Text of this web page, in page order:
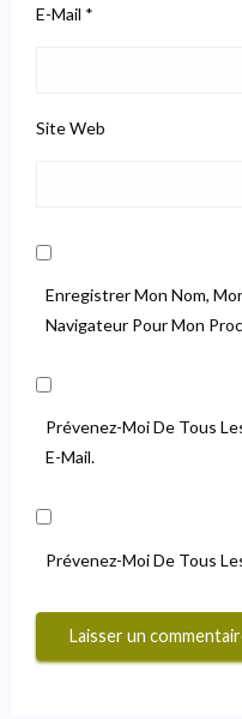
E-Mail *
Site Web
Enregistrer Mon Nom,
Navigateur Pour Mon
Prévenez-Moi De Tous
E-Mail.
Prévenez-Moi De Tous